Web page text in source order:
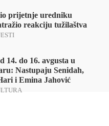
prijetnje uredniku
reakciju tužilaštva
14. do 16. avgusta u
Nastupaju Senidah,
i Emina Jahović